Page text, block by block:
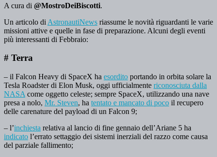
A cura di @MostroDeiBiscotti.
Un articolo di AstronautiNews riassume le novità riguardanti le varie
missioni attive e quelle in fase di preparazione. Alcuni degli eventi
più interessanti di Febbraio:
# Terra
– il Falcon Heavy di SpaceX ha esordito portando in orbita solare la
Tesla Roadster di Elon Musk, oggi ufficialmente riconosciuta dalla
NASA come oggetto celeste; sempre SpaceX, utilizzando una nave
presa a nolo, Mr. Steven, ha tentato e mancato di poco il recupero
delle carenature del payload di un Falcon 9;
– l’inchiesta relativa al lancio di fine gennaio dell’Ariane 5 ha
indicato l’errato settaggio dei sistemi inerziali del razzo come causa
del parziale fallimento;